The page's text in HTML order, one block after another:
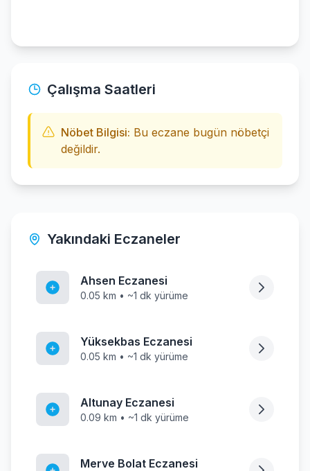
Çalışma Saatleri
Nöbet Bilgisi: Bu eczane bugün nöbetçi
değildir.
Yakındaki Eczaneler
Ahsen Eczanesi
0.05 km • ~1 dk yürüme
Yüksekbas Eczanesi
0.05 km • ~1 dk yürüme
Altunay Eczanesi
0.09 km • ~1 dk yürüme
Merve Bolat Eczanesi